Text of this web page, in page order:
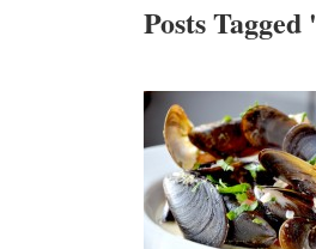
Posts Tagged '